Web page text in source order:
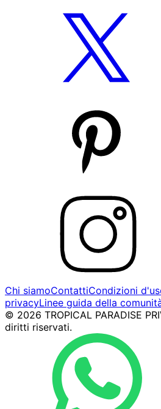
Chi siamoContattiCondizioni
privacyLinee guida della
© 2026 TROPICAL PARADISE
diritti riservati.